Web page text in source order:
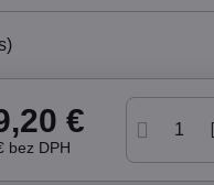
€
bez DPH